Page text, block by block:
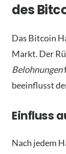
des
Das Bitcoin
Markt. Der
Belohnungen
beeinflusst
Einfluss
Nach jedem